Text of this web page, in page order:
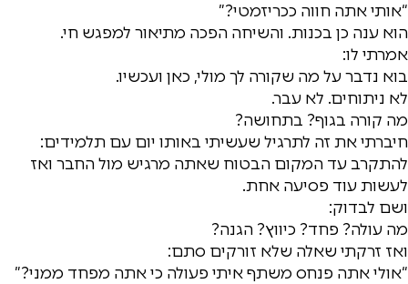
“אותי אתה חווה ככריזמטי?”
הוא ענה כן בכנות. והשיחה הפכה מתיאור למפגש חי.
אמרתי לו:
בוא נדבר על מה שקורה לך מולי, כאן ועכשיו.
לא ניתוחים. לא עבר.
מה קורה בגוף? בתחושה?
חיברתי את זה לתרגיל שעשיתי באותו יום עם תלמידים:
להתקרב עד המקום הבטוח שאתה מרגיש מול החבר ואז
לעשות עוד פסיעה אחת.
ושם לבדוק:
מה עולה? פחד? כיווץ? הגנה?
ואז זרקתי שאלה שלא זורקים סתם:
“אולי אתה פנחס משתף איתי פעולה כי אתה מפחד ממני?”